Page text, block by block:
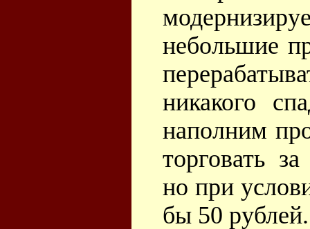
небольшие
никакого
наполним
торговать
но при
бы 50 рублей.